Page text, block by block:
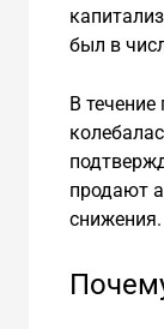
был в
В
продают
снижения.